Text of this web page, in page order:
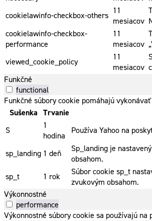
cookielawinfo-checkbox-others 11
mesiacov
cookielawinfo-checkbox-
performance
11
mesiacov
viewed_cookie_policy
11
mesiacov
Funkčné
functional
Funkčné súbory cookie pomáhajú
Sušenka Trvanie
S
1
hodina
Používa Yahoo na
sp_landing 1 deň
Sp_landing je
obsahom.
sp_t
1 rok
Súbor cookie sp_t
zvukovým obsahom.
Výkonnostné
performance
Výkonnostné súbory cookie sa používajú